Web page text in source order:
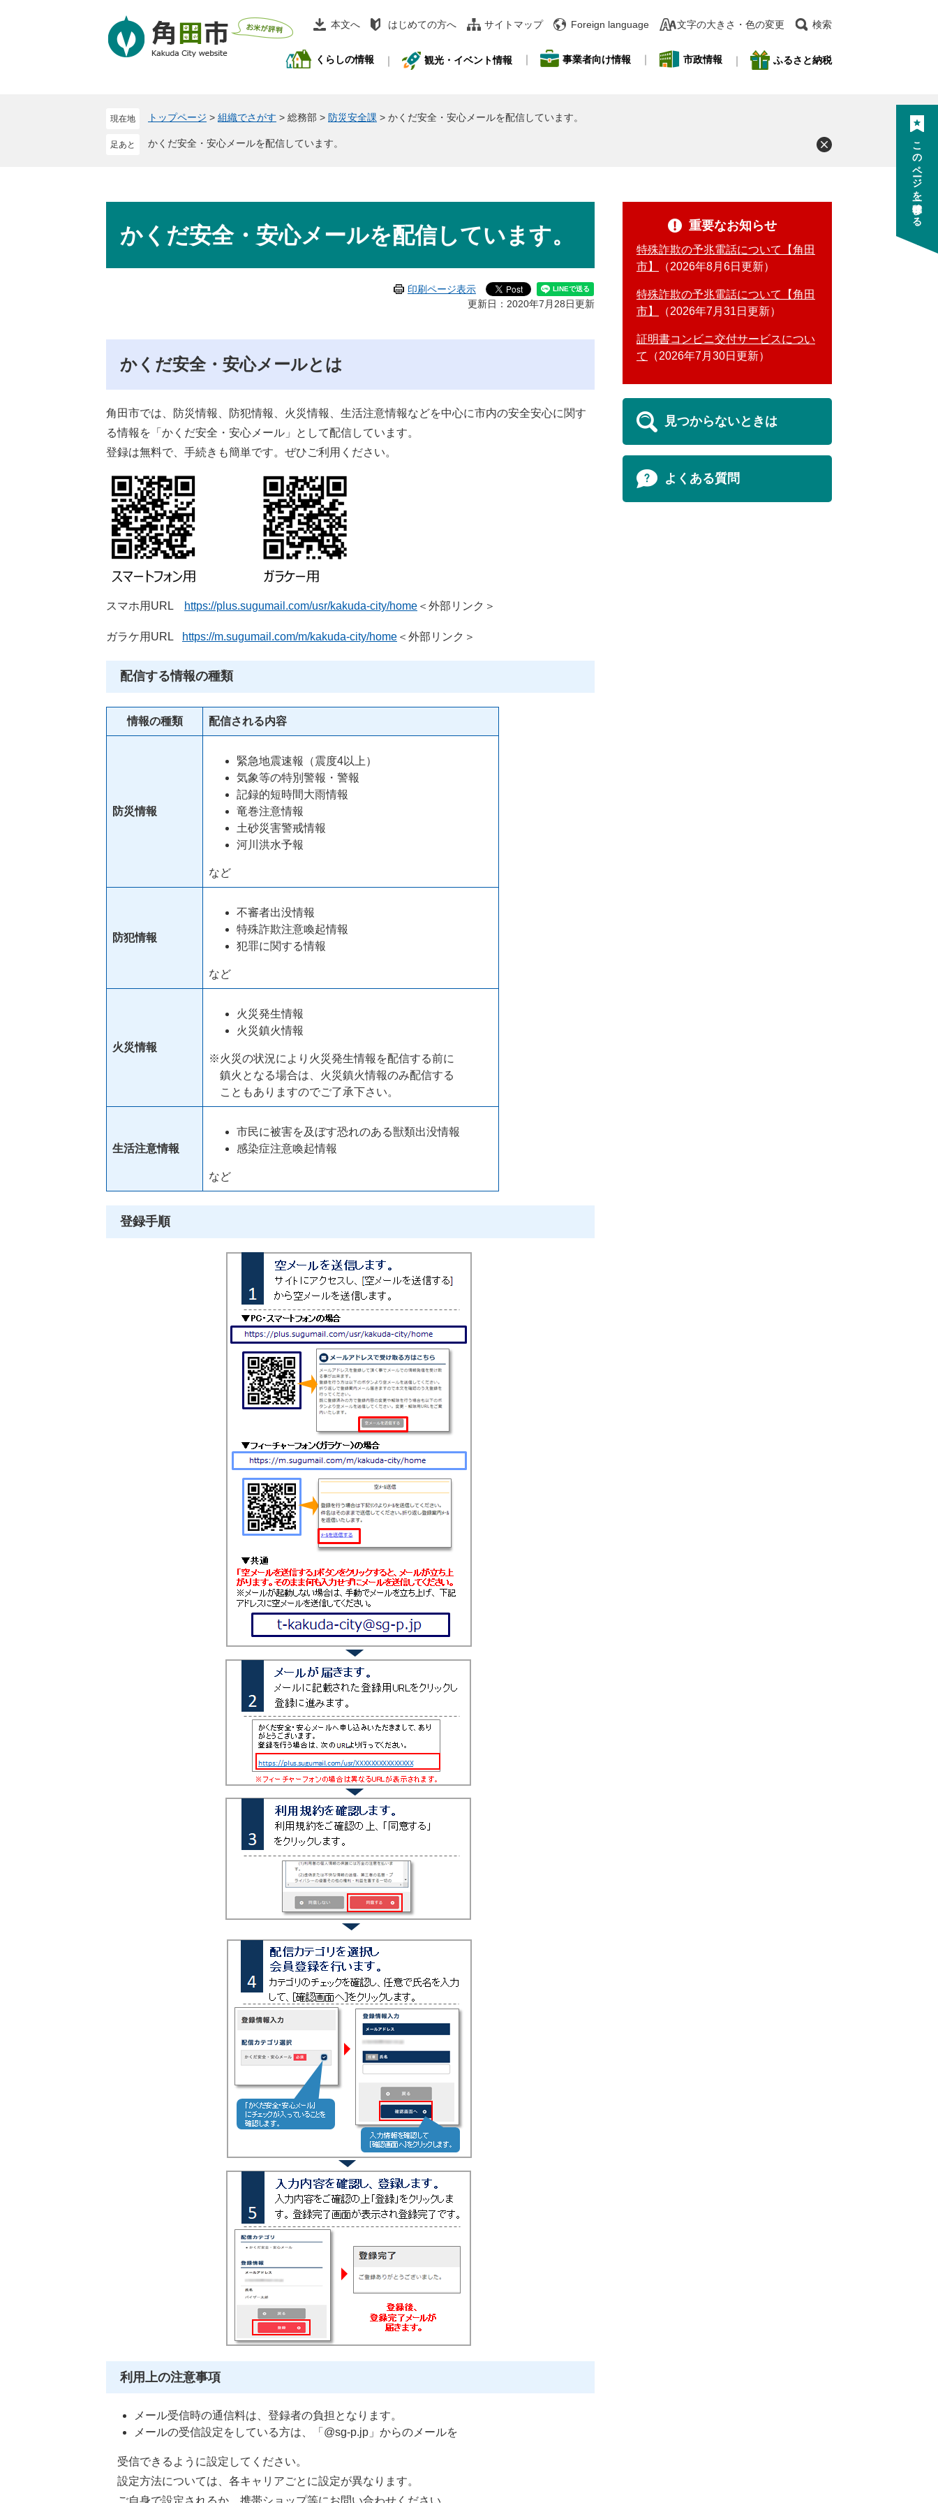
本文へ はじめての方へ サイトマップ Foreign language 文字の大きさ・色の変更 検索
くらしの情報 観光・イベント情報 事業者向け情報 市政情報 ふるさと納税
現在地 トップページ > 組織でさがす > 総務部 > 防災安全課 > かくだ安全・安心メールを配信しています。
かくだ安全・安心メールを配信しています。
かくだ安全・安心メールを配信しています。
印刷ページ表示
更新日：2020年7月28日更新
かくだ安全・安心メールとは
角田市では、防災情報、防犯情報、火災情報、生活注意情報などを中心に市内の安全安心に関す
る情報を「かくだ安全・安心メール」として配信しています。
登録は無料で、手続きも簡単です。ぜひご利用ください。
スマホ用URL https://plus.sugumail.com/usr/kakuda-city/home ＜外部リンク＞
ガラケ用URL https://m.sugumail.com/m/kakuda-city/home ＜外部リンク＞
配信する情報の種類
情報の種類 配信される内容
防災情報
緊急地震速報（震度4以上）
気象等の特別警報・警報
記録的短時間大雨情報
竜巻注意情報
土砂災害警戒情報
河川洪水予報
など
防犯情報
不審者出没情報
特殊詐欺注意喚起情報
犯罪に関する情報
など
火災情報
火災発生情報
火災鎮火情報
※火災の状況により火災発生情報を配信する前に
鎮火となる場合は、火災鎮火情報のみ配信する
こともありますのでご了承下さい。
生活注意情報
市民に被害を及ぼす恐れのある獣類出没情報
感染症注意喚起情報
など
登録手順
利用上の注意事項
メール受信時の通信料は、登録者の負担となります。
メールの受信設定をしている方は、「@sg-p.jp」からのメールを
受信できるように設定してください。
設定方法については、各キャリアごとに設定が異なります。
重要なお知らせ
特殊詐欺の予兆電話について【角田
市】
2026年8月6日更新
特殊詐欺の予兆電話について【角田
市】
2026年7月31日更新
証明書コンビニ交付サービスについ
て
2026年7月30日更新
見つからないときは
よくある質問
このページを一時保存する